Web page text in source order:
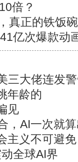
倍？
真正的铁饭碗
亿次爆款动
三大佬连发
年龄的
见
，AI一次就
主义不可避免
全球AI界